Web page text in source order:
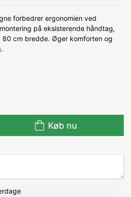
forbedrer ergonomien ved
på eksisterende håndtag,
80 cm bredde. Øger komforten og
Køb nu